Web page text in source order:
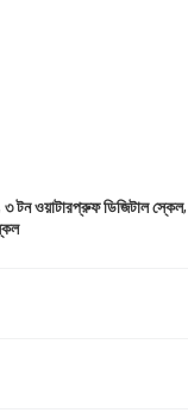
৩ টন ওয়াটারপ্রুফ ডিজিটাল স্কেল,